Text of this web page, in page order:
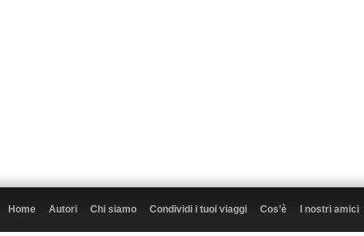
Home Autori Chi siamo Condividi i tuoi viaggi Cos’è I nostri amici